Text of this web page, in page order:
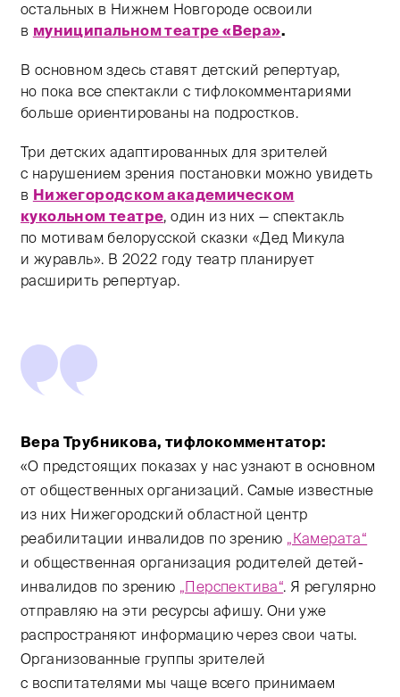
остальных в Нижнем Новгороде освоили
в муниципальном театре «Вера».
В основном здесь ставят детский репертуар,
но пока все спектакли с тифлокомментариями
больше ориентированы на подростков.
Три детских адаптированных для зрителей
с нарушением зрения постановки можно увидеть
в Нижегородском академическом
кукольном театре, один из них — спектакль
по мотивам белорусской сказки «Дед Микула
и журавль». В 2022 году театр планирует
расширить репертуар.
Вера Трубникова, тифлокомментатор:
«О предстоящих показах у нас узнают в основном
от общественных организаций. Самые известные
из них Нижегородский областной центр
реабилитации инвалидов по зрению „Камерата“
и общественная организация родителей детей-
инвалидов по зрению „Перспектива“. Я регулярно
отправляю на эти ресурсы афишу. Они уже
распространяют информацию через свои чаты.
Организованные группы зрителей
с воспитателями мы чаще всего принимаем